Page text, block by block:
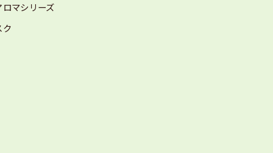
マシリーズ
ク